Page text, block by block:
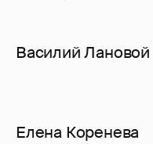
Василий Лановой
Елена Коренева